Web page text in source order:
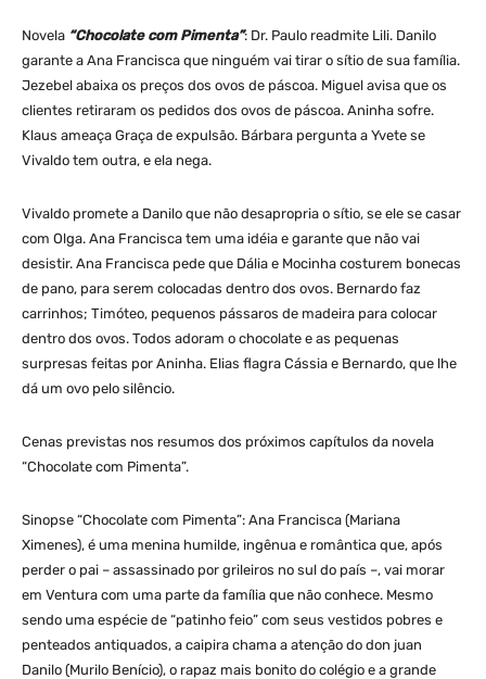
Novela “Chocolate com Pimenta”: Dr. Paulo readmite Lili. Danilo
garante a Ana Francisca que ninguém vai tirar o sítio de sua família.
Jezebel abaixa os preços dos ovos de páscoa. Miguel avisa que os
clientes retiraram os pedidos dos ovos de páscoa. Aninha sofre.
Klaus ameaça Graça de expulsão. Bárbara pergunta a Yvete se
Vivaldo tem outra, e ela nega.
Vivaldo promete a Danilo que não desapropria o sítio, se ele se casar
com Olga. Ana Francisca tem uma idéia e garante que não vai
desistir. Ana Francisca pede que Dália e Mocinha costurem bonecas
de pano, para serem colocadas dentro dos ovos. Bernardo faz
carrinhos; Timóteo, pequenos pássaros de madeira para colocar
dentro dos ovos. Todos adoram o chocolate e as pequenas
surpresas feitas por Aninha. Elias flagra Cássia e Bernardo, que lhe
dá um ovo pelo silêncio.
Cenas previstas nos resumos dos próximos capítulos da novela
“Chocolate com Pimenta”.
Sinopse “Chocolate com Pimenta”: Ana Francisca (Mariana
Ximenes), é uma menina humilde, ingênua e romântica que, após
perder o pai – assassinado por grileiros no sul do país –, vai morar
em Ventura com uma parte da família que não conhece. Mesmo
sendo uma espécie de “patinho feio” com seus vestidos pobres e
penteados antiquados, a caipira chama a atenção do don juan
Danilo (Murilo Benício), o rapaz mais bonito do colégio e a grande